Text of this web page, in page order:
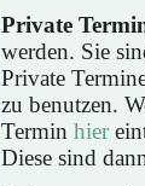
Private
werden. Sie
Private
zu benutzen.
Termin hier
Diese sind